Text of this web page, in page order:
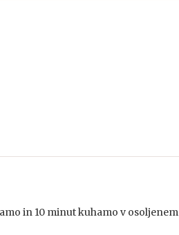
in 10 minut kuhamo v osoljenem